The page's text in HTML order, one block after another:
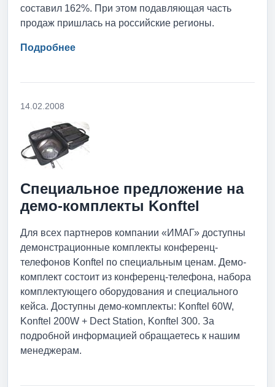
составил 162%. При этом подавляющая часть
продаж пришлась на российские регионы.
Подробнее
14.02.2008
Специальное предложение на
демо-комплекты Konftel
Для всех партнеров компании «ИМАГ» доступны
демонстрационные комплекты конференц-
телефонов Konftel по специальным ценам. Демо-
комплект состоит из конференц-телефона, набора
комплектующего оборудования и специального
кейса. Доступны демо-комплекты: Konftel 60W,
Konftel 200W + Dect Station, Konftel 300. За
подробной информацией обращаетесь к нашим
менеджерам.